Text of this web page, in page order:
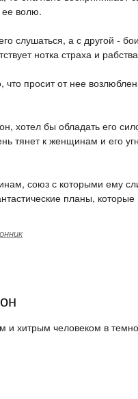
волю.
слушаться, а с другой -
нотка страха и
просит от нее
хотел бы обладать его
тянет к женщинам и его
союз с которыми ему
планы,
хитрым человеком в